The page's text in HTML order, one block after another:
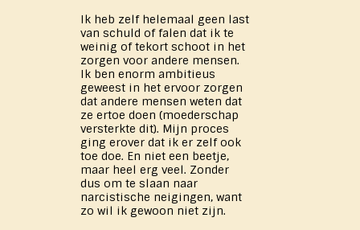
Ik heb zelf helemaal geen last
van schuld of falen dat ik te
weinig of tekort schoot in het
zorgen voor andere mensen.
Ik ben enorm ambitieus
geweest in het ervoor zorgen
dat andere mensen weten dat
ze ertoe doen (moederschap
versterkte dit). Mijn proces
ging erover dat ik er zelf ook
toe doe. En niet een beetje,
maar heel erg veel. Zonder
dus om te slaan naar
narcistische neigingen, want
zo wil ik gewoon niet zijn.